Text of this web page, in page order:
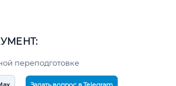
переподготовке